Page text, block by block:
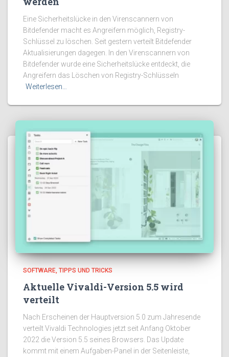
Eine Sicherheitslücke in den Virenscannern von
Bitdefender macht es Angreifern möglich, Registry-
Schlüssel zu löschen. Seit gestern verteilt Bitdefender
Aktualisierungen dagegen. In den Virenscannern von
Bitdefender wurde eine Sicherheitslücke entdeckt, die
Angreifern das Löschen von Registry-Schlüsseln
Weiterlesen…
SOFTWARE TIPPS UND TRICKS
Aktuelle Vivaldi-Version 5.5 wird
verteilt
Nach Erscheinen der Hauptversion 5.0 zum Jahresende
verteilt Vivaldi Technologies jetzt seit Anfang Oktober
2022 die Version 5.5 seines Browsers. Das Update
kommt mit einem Aufgaben-Panel in der Seitenleiste,